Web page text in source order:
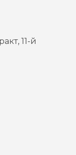
11-й